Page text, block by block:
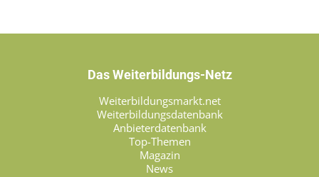
Das Weiterbildungs-Netz
Weiterbildungsmarkt.net
Weiterbildungsdatenbank
Anbieterdatenbank
Top-Themen
Magazin
News